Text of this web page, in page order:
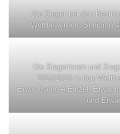
Die Sieger bei den
Wettbewerben: Senioren
Die Siegerinnen und
2025/2026 in den
Erwachsene A Einzel,
und